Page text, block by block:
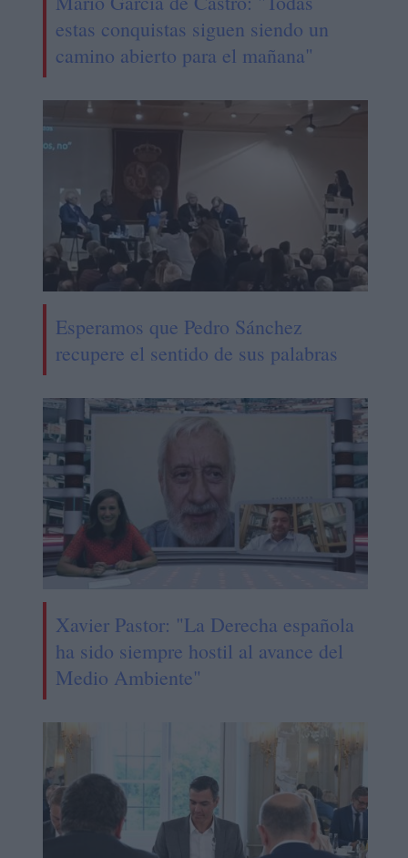
estas conquistas siguen siendo un
camino abierto para el mañana"
Esperamos que Pedro Sánchez
recupere el sentido de sus palabras
Xavier Pastor: "La Derecha española
ha sido siempre hostil al avance del
Medio Ambiente"